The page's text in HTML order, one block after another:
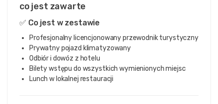
co jest zawarte
✅ Co jest w zestawie
Profesjonalny licencjonowany przewodnik turystyczny
Prywatny pojazd klimatyzowany
Odbiór i dowóz z hotelu
Bilety wstępu do wszystkich wymienionych miejsc
Lunch w lokalnej restauracji